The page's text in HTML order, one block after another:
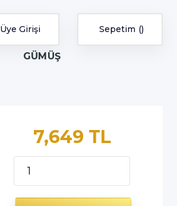
Üye Girişi Sepetim
GÜMÜŞ
7,649 TL